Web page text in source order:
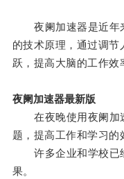
夜阑加速器是近年
的技术原理，通过调
跃，提高大脑的工作效
夜阑加速器最新版
在夜晚使用夜阑加
题，提高工作和学习的
许多企业和学校已
果。